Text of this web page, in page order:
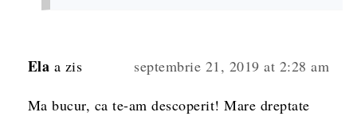
Ela a zis septembrie 21, 2019 at 2:28 am
Ma bucur, ca te-am descoperit! Mare dreptate